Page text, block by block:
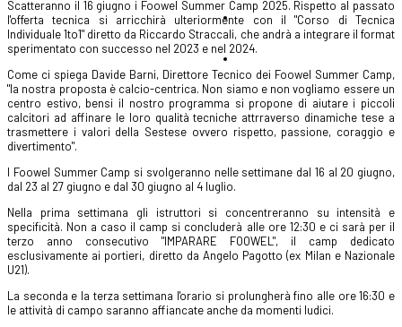
Centro tecnico portieri calcio
Tornei
Scatteranno il 16 giugno i Foowel Summer Camp 2025. Rispetto al passato
l'offerta tecnica si arricchirà ulteriormente con il "Corso di Tecnica
Individuale 1to1" diretto da Riccardo Straccali, che andrà a integrare il format
sperimentato con successo nel 2023 e nel 2024.
Come ci spiega Davide Barni, Direttore Tecnico dei Foowel Summer Camp,
"la nostra proposta è calcio-centrica. Non siamo e non vogliamo essere un
centro estivo, bensi il nostro programma si propone di aiutare i piccoli
calcitori ad affinare le loro qualità tecniche attrraverso dinamiche tese a
trasmettere i valori della Sestese ovvero rispetto, passione, coraggio e
divertimento".
I Foowel Summer Camp si svolgeranno nelle settimane dal 16 al 20 giugno,
dal 23 al 27 giugno e dal 30 giugno al 4 luglio.
Nella prima settimana gli istruttori si concentreranno su intensità e
specificità. Non a caso il camp si concluderà alle ore 12:30 e ci sarà per il
terzo anno consecutivo "IMPARARE FOOWEL", il camp dedicato
esclusivamente ai portieri, diretto da Angelo Pagotto (ex Milan e Nazionale
U21).
La seconda e la terza settimana l'orario si prolungherà fino alle ore 16:30 e
le attività di campo saranno affiancate anche da momenti ludici.